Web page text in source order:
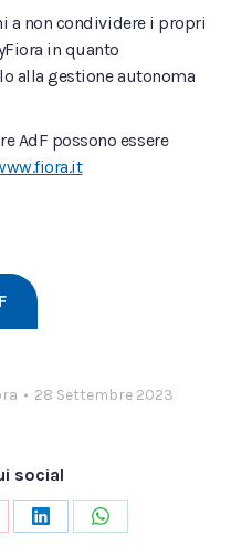
a non condividere i propri
in quanto
alla gestione autonoma
AdF possono essere
28 Settembre 2023
social
CondividiCondividi